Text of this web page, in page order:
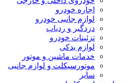
اجاره خودرو
لوازم جانبی خودرو
دزدگیر و ردیاب
تزئینات خودرو
لوازم یدکی
خدمات ماشین و موتور
موتورسیکلت و لوازم جانبی
سایر